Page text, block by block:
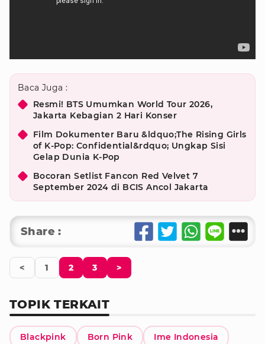
Baca Juga :
Resmi! BTS Umumkan World Tour 2026,
Jakarta Kebagian 2 Hari Konser
Film Dokumenter Baru &ldquo;The Rising Girls
of K-Pop: Confidential&rdquo; Ungkap Sisi
Gelap Dunia K-Pop
Bocoran Setlist Fancon Red Velvet 7
September 2024 di BCIS Ancol Jakarta
Share :
< 1 2 3 >
TOPIK TERKAIT
Blackpink Born Pink Ime Indonesia